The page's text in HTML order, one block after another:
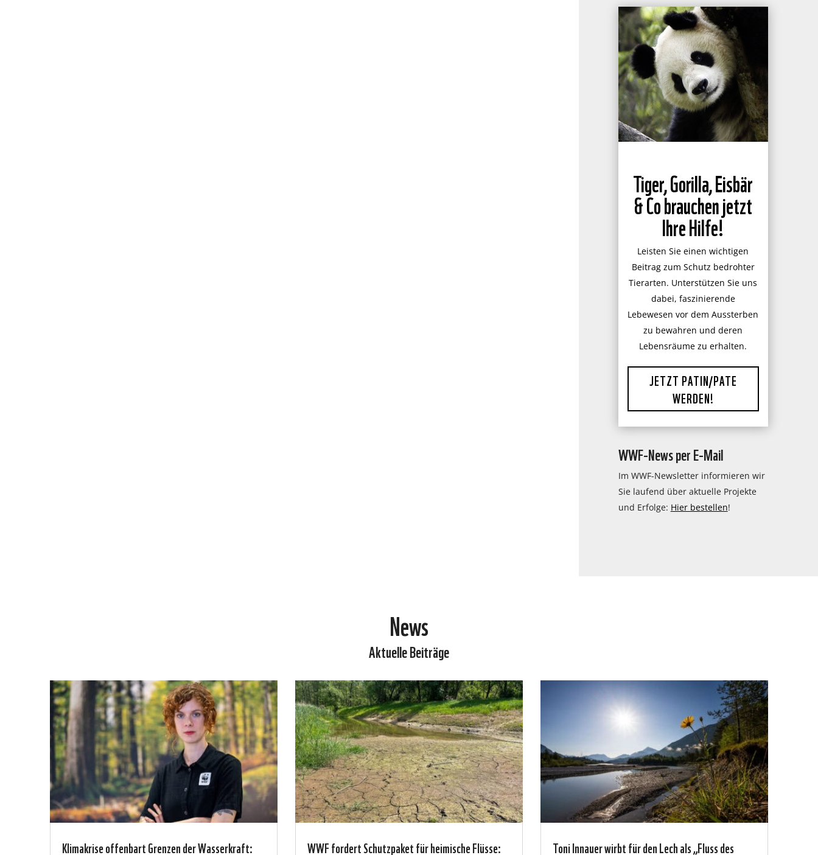
Tiger, Gorilla, Eisbär
& Co brauchen jetzt
Ihre Hilfe!
Leisten Sie einen wichtigen
Beitrag zum Schutz bedrohter
Tierarten. Unterstützen Sie uns
dabei, faszinierende
Lebewesen vor dem Aussterben
zu bewahren und deren
Lebensräume zu erhalten.
JETZT PATIN/PATE
WERDEN!
WWF-News per E-Mail
Im WWF-Newsletter informieren wir
Sie laufend über aktuelle Projekte
und Erfolge: Hier bestellen!
News
Aktuelle Beiträge
Klimakrise offenbart Grenzen der Wasserkraft: WWF fordert Schutzpaket für heimische Flüsse: Toni Innauer wirbt für den Lech als „Fluss des